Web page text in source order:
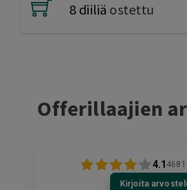
8 diiliä ostettu
Offerillaajien
4.1 4681
Kirjoita